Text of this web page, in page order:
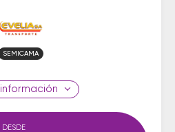
SEMICAMA
información
DESDE